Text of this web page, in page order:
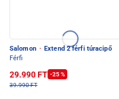
Salomon · Extend 2 férfi túracipő
Férfi
29.990 FT -25 %
39.990 FT